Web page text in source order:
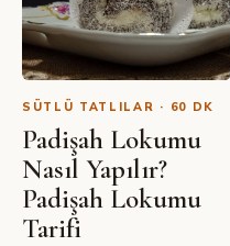
Karamel
SÜTLÜ TATLILAR · 60 DK
Padişah Lokumu
Nasıl Yapılır?
Padişah Lokumu
Tarifi